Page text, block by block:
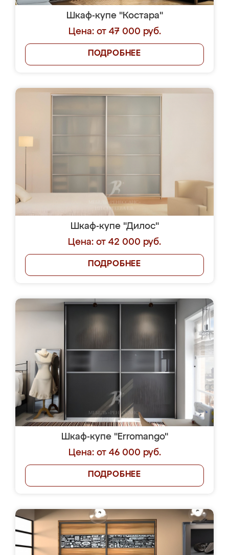
Шкаф-купе "Костара"
Цена: от 47 000 руб.
ПОДРОБНЕЕ
Шкаф-купе "Дилос"
Цена: от 42 000 руб.
ПОДРОБНЕЕ
Шкаф-купе "Erromango"
Цена: от 46 000 руб.
ПОДРОБНЕЕ